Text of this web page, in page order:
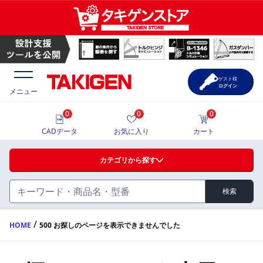
ハンドル・取手・つまみ・周辺機器
FA・A
蝶番・ステー・周辺機器
価格一覧
製品カタログ
メニュー
カテゴリから探す
検索
0
CADデータ
0
お気に入り
0
カート
ゲスト様
ログイン
HOME / 500 お探しのページを表示できませんでした